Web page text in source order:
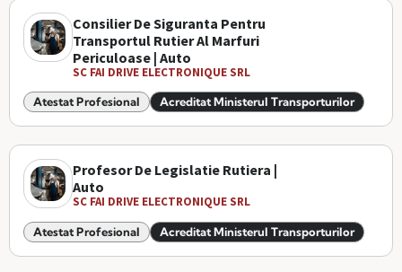
Consilier De Siguranta Pentru
Transportul Rutier Al Marfuri
Periculoase | Auto
SC FAI DRIVE ELECTRONIQUE SRL
Atestat Profesional Acreditat Ministerul Transporturilor
Profesor De Legislatie Rutiera |
Auto
SC FAI DRIVE ELECTRONIQUE SRL
Atestat Profesional Acreditat Ministerul Transporturilor